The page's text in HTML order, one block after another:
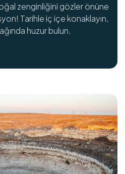
zenginliğini gözler önüne
Tarihle iç içe konaklayın,
huzur bulun.